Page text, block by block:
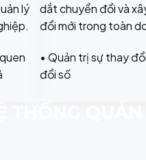
lý
dắt chuyển đổi và
đổi mới trong toàn
• Quản trị sự thay
đổi số